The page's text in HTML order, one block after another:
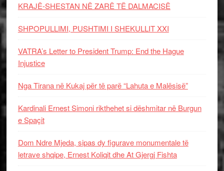
KRAJË-SHESTAN NË ZARË TË DALMACISË
SHPOPULLIMI, PUSHTIMI I SHEKULLIT XXI
VATRA’s Letter to President Trump: End the Hague
Injustice
Nga Tirana në Kukaj për të parë “Lahuta e Malësisë”
Kardinali Ernest Simoni rikthehet si dëshmitar në Burgun
e Spaçit
Dom Ndre Mjeda, sipas dy figurave monumentale të
letrave shqipe, Ernest Koliqit dhe At Gjergj Fishta